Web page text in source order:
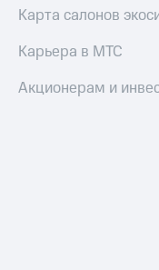
Карта салонов
Карьера в МТС
Акционерам и